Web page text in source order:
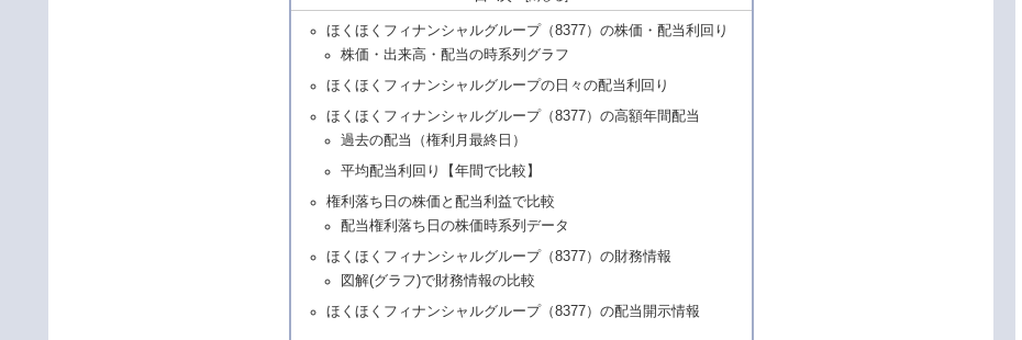
ほくほくフィナンシャルグループ（8377）の株価・配当利回り
株価・出来高・配当の時系列グラフ
ほくほくフィナンシャルグループの日々の配当利回り
ほくほくフィナンシャルグループ（8377）の高額年間配当
過去の配当（権利月最終日）
平均配当利回り【年間で比較】
権利落ち日の株価と配当利益で比較
配当権利落ち日の株価時系列データ
ほくほくフィナンシャルグループ（8377）の財務情報
図解(グラフ)で財務情報の比較
ほくほくフィナンシャルグループ（8377）の配当開示情報